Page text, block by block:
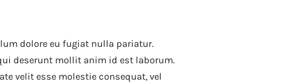
dolore eu fugiat nulla pariatur.
deserunt mollit anim id est laborum.
velit esse molestie consequat, vel